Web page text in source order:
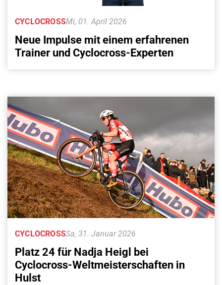
Mi, 01. April 2026
CYCLOCROSS
Neue Impulse mit einem erfahrenen
Trainer und Cyclocross-Experten
Sa, 31. Januar 2026
CYCLOCROSS
Platz 24 für Nadja Heigl bei
Cyclocross-Weltmeisterschaften in
Hulst